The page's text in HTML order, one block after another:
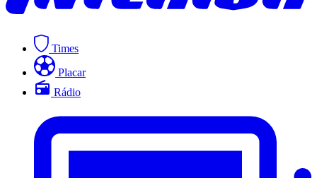
Times
Placar
Rádio